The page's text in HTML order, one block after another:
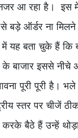
आ रहा है। इस
से बड़े ऑर्डर ना
यह बता चुके हैं कि
के बाजार इससे
पूरी पूरी है।
स्तर पर चीजें
करके बैठे हैं उन्हें